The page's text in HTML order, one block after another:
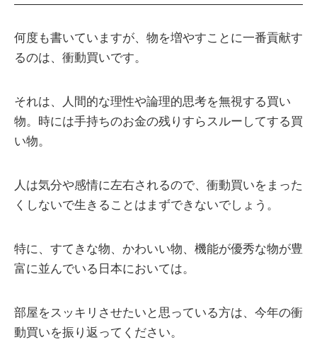
何度も書いていますが、物を増やすことに一番貢献す
るのは、衝動買いです。
それは、人間的な理性や論理的思考を無視する買い
物。時には手持ちのお金の残りすらスルーしてする買
い物。
人は気分や感情に左右されるので、衝動買いをまった
くしないで生きることはまずできないでしょう。
特に、すてきな物、かわいい物、機能が優秀な物が豊
富に並んでいる日本においては。
部屋をスッキリさせたいと思っている方は、今年の衝
動買いを振り返ってください。